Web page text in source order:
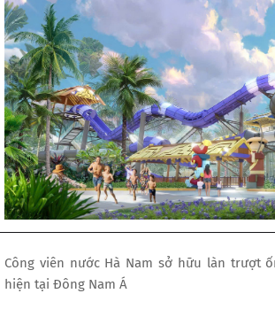
Công viên nước Hà Nam sở hữu làn trượt
hiện tại Đông Nam Á